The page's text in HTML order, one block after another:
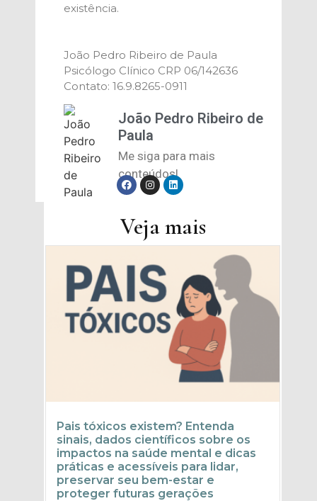
existência.
João Pedro Ribeiro de Paula
Psicólogo Clínico CRP 06/142636
Contato: 16.9.8265-0911
João Pedro Ribeiro de
Paula
Me siga para mais
conteúdos!
Veja mais
Pais tóxicos existem? Entenda
sinais, dados científicos sobre os
impactos na saúde mental e dicas
práticas e acessíveis para lidar,
preservar seu bem-estar e
proteger futuras gerações